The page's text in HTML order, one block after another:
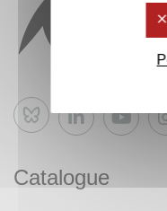
Bluesky
Catalogue